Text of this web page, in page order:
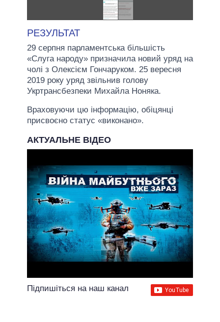
РЕЗУЛЬТАТ
29 серпня парламентська більшість
«Слуга народу» призначила новий уряд на
чолі з Олексієм Гончаруком. 25 вересня
2019 року уряд звільнив голову
Укртрансбезпеки Михайла Ноняка.
Враховуючи цю інформацію, обіцянці
присвоєно статус «виконано».
АКТУАЛЬНЕ ВІДЕО
Підпишіться на наш канал